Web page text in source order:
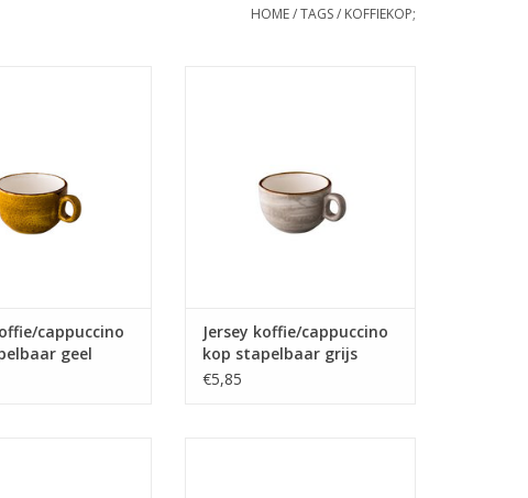
HOME/TAGS/ KOFFIEKOP;
AAN WINKELWAGEN
cappuccino
geel
TOEVOEGEN AAN WINKELWAGEN
Jersey koffie/cappuccino
kop stapelbaar grijs
200ml
€5,85